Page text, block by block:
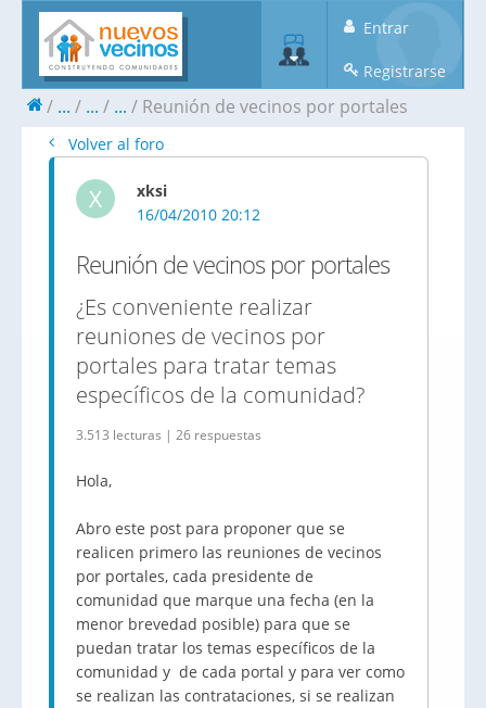
Entrar
Registrarse
... ... ... Reunión de vecinos por portales
Volver al foro
X
xksi
16/04/2010 20:12
Reunión de vecinos por portales
¿Es conveniente realizar
reuniones de vecinos por
portales para tratar temas
específicos de la comunidad?
3.513 lecturas | 26 respuestas
Hola,
Abro este post para proponer que se
realicen primero las reuniones de vecinos
por portales, cada presidente de
comunidad que marque una fecha (en la
menor brevedad posible) para que se
puedan tratar los temas específicos de la
comunidad y de cada portal y para ver como
se realizan las contrataciones, si se realizan